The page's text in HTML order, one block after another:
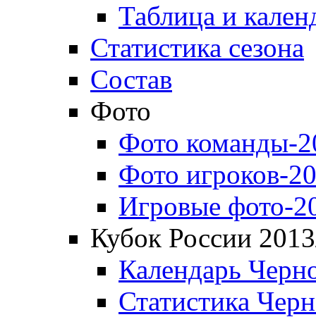
Таблица и
Статистика сезона
Состав
Фото
Фото команды-
Фото игроков-
Игровые фото-
Кубок России
Календарь
Статистика